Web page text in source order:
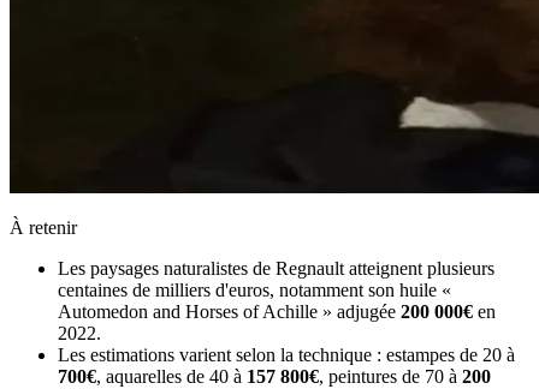
À retenir
Les paysages naturalistes de Regnault atteignent plusieurs
centaines de milliers d'euros, notamment son huile «
Automedon and Horses of Achille » adjugée 200 000€ en
2022.
Les estimations varient selon la technique : estampes de 20 à
700€, aquarelles de 40 à 157 800€, peintures de 70 à 200